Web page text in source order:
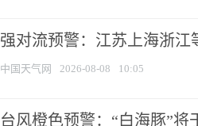
强对流预警：江苏上海浙江
中国天气网 2026-08-08 10:05
台风橙色预警：“白海豚”将